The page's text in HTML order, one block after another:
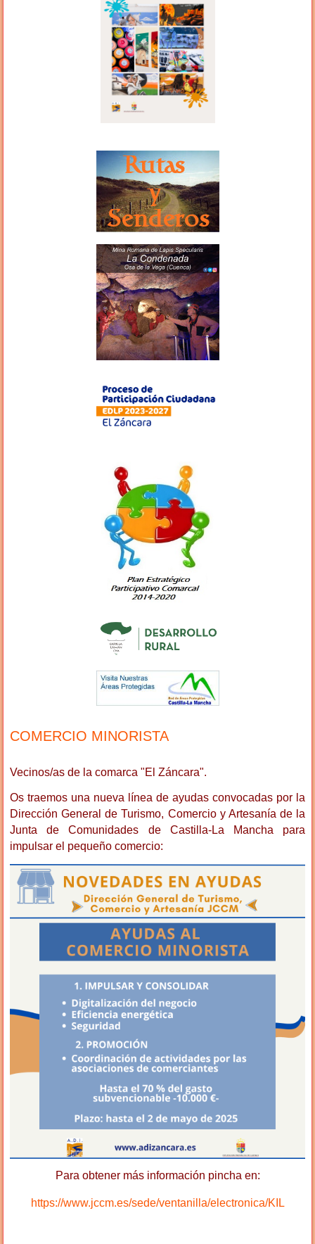
COMERCIO MINORISTA
Vecinos/as de la comarca "El Záncara".
Os traemos una nueva línea de ayudas convocadas por la
Dirección General de Turismo, Comercio y Artesanía de la
Junta de Comunidades de Castilla-La Mancha para
impulsar el pequeño comercio:
Para obtener más información pincha en:
https://www.jccm.es/sede/ventanilla/electronica/KIL